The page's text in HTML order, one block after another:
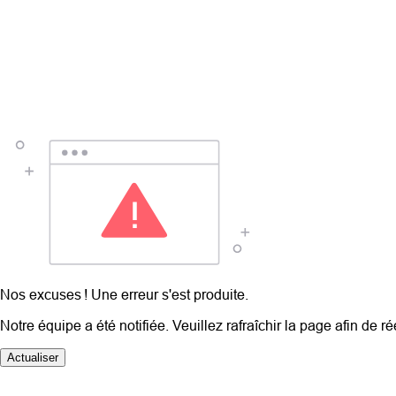
Nos excuses ! Une erreur s'est produite.
Notre équipe a été notifiée. Veuillez rafraîchir la page afin de
Actualiser